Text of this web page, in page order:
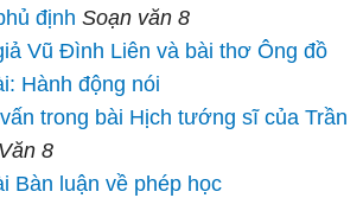
định Soạn văn 8
Vũ Đình Liên và bài thơ Ông đồ
Hành động nói
trong bài Hịch tướng sĩ của Trần
8
Bàn luận về phép học